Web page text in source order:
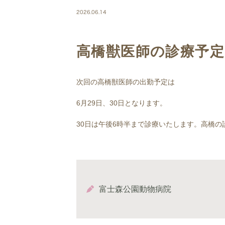
2026.06.14
高橋獣医師の診療予定
次回の高橋獣医師の出勤予定は
6月29日、30日となります。
30日は午後6時半まで診療いたします。高橋
富士森公園動物病院